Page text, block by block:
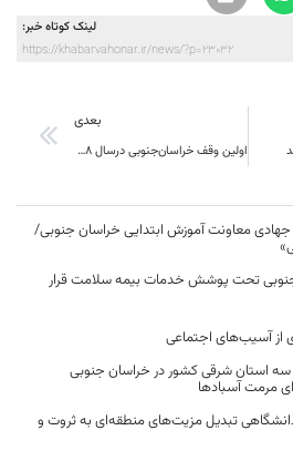
لینک کوتاه خبر:
https://khabarvahonar.ir/news/?p=23032
بعدی
اولین وقف خراسان‌جنوبی درسال 98 ثبت شد
جهادی معاونت آموزش ابتدایی خراسان جنوبی/
جنوبی تحت پوشش خدمات بیمه سلامت قرار
از آسیب‌های اجتماعی
سه استان شرقی کشور در خراسان جنوبی
مرمت آسبادها
تبدیل مزیت‌های منطقه‌ای به ثروت و